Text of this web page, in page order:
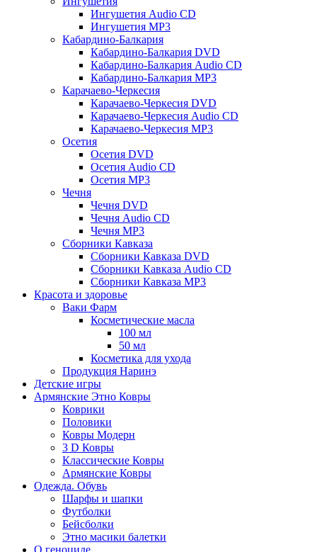
Ингушетия Audio CD
Ингушетия MP3
Кабардино-Балкария
Кабардино-Балкария DVD
Кабардино-Балкария Audio CD
Кабардино-Балкария MP3
Карачаево-Черкесия
Карачаево-Черкесия DVD
Карачаево-Черкесия Audio CD
Карачаево-Черкесия MP3
Осетия
Осетия DVD
Осетия Audio CD
Осетия MP3
Чечня
Чечня DVD
Чечня Audio CD
Чечня MP3
Сборники Кавказа
Сборники Кавказа DVD
Сборники Кавказа Audio CD
Сборники Кавказа MP3
Красота и здоровье
Ваки Фарм
Косметические масла
100 мл
50 мл
Косметика для ухода
Продукция Наринэ
Детские игры
Армянские Этно Ковры
Коврики
Половики
Ковры Модерн
3 D Ковры
Классические Ковры
Армянские Ковры
Одежда. Обувь
Шарфы и шапки
Футболки
Бейсболки
Этно масики балетки
О геноциде